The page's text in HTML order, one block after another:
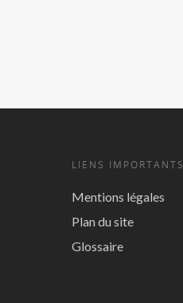
LIENS IMPORTANTS
Mentions légales
Plan du site
Glossaire